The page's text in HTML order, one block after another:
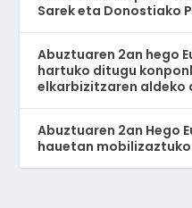
Sarek eta Donostiako
Abuztuaren 2an hego
hartuko ditugu
elkarbizitzaren aldeko
Abuztuaren 2an Hego
hauetan